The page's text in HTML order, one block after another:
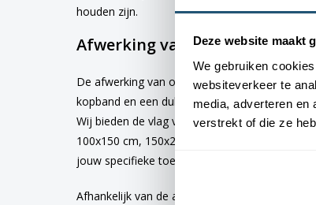
Deze website maakt
We gebruiken
websiteverkeer te
media, adverteren en
verstrekt of die ze
houden zijn.
Afwerking van de vlag Eersel
De afwerking van onze vlaggen is van hoge
kopband en een dubbele stiknaad, wat
Wij bieden de vlag van Eerselaan in
100x150 cm, 150x225 cm en 200x300 cm.
jouw specifieke toepassing
Afhankelijk van de afmetingen die je kiest,